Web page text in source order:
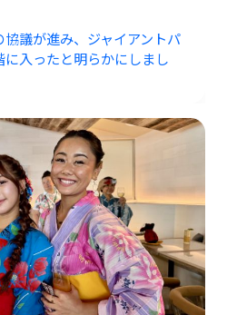
議が進み、ジャイアントパ
入ったと明らかにしまし